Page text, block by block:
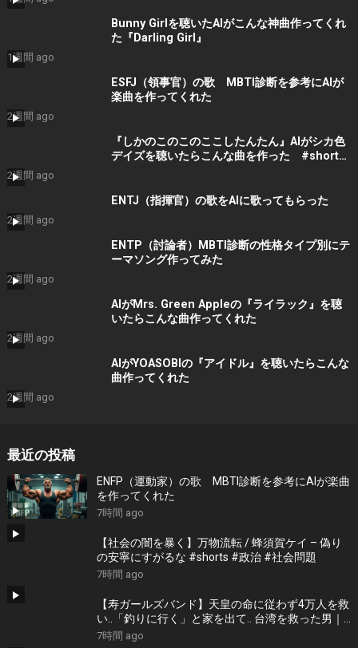
Bunny Girlを聴いたAIがこんな神曲作ってくれ
た『Darling Girl』
1週間 ago
ESFJ（領事官）の歌 MBTI診断を参考にAIが
楽曲を作ってくれた
2週間 ago
『しかのこのこのここしたんたん』AIがシカ色
デイズを聴いたらこんな曲を作った #shorts
2週間 ago
ENTJ（指揮官）の歌をAIに歌ってもらった
2週間 ago
ENTP（討論者）MBTI診断の性格タイプ別にテ
ーマソング作ってみた
2週間 ago
AIがMrs. Green Appleの『ライラック』を聴
いたらこんな曲作ってくれた
2週間 ago
AIがYOASOBIの『アイドル』を聴いたらこんな
曲作ってくれた
2週間 ago
最近の投稿
ENFP（運動家）の歌 MBTI診断を参考にAIが楽曲
を作ってくれた
7時間 ago
【社会の闇を暴く】万物流転 / 蜂須賀ケイ – 偽り
の安寧にすがるな #shorts #政治 #社会問題
7時間 ago
【寿ガールズバンド】天皇の命に従わず4万人を救
い..「釣りに行く」と家を出て.. 台湾を救った男｜
根本博『名もなき勝利』 by 寿STUDIO
7時間 ago